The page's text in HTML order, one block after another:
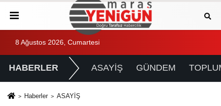
8 Ağustos 2026, Cumartesi
HABERLER ASAYİŞ GÜNDEM
Haberler ASAYİŞ